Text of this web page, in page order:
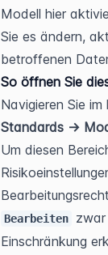
Modell hier
Sie es ändern,
betroffenen
So öffnen Sie
Navigieren Sie
Standards →
Um diesen
Bearbeiten
zwar
Einschränkung